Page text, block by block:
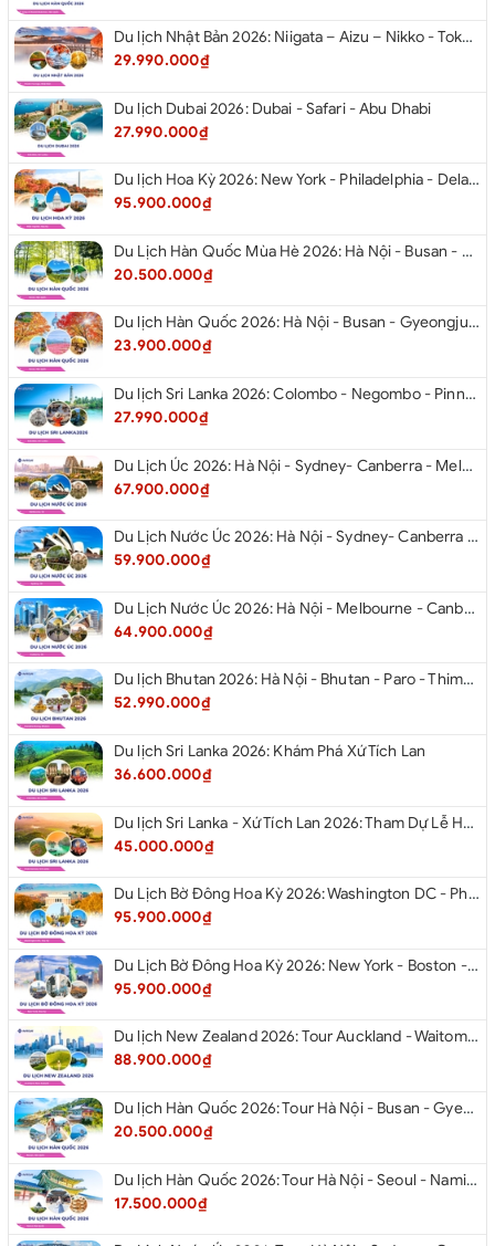
Du lịch Nhật Bản 2026: Niigata – Aizu – Nikko - Tokyo – Niigata từ Hà Nội
29.990.000₫
Du lịch Dubai 2026: Dubai - Safari - Abu Dhabi
27.990.000₫
Du lịch Hoa Kỳ 2026: New York - Philadelphia - Delaware - Washington D.C. - Las Vegas - Red Rock Canyon - Quận Cam - Santa Monica - Hollywood - San Diego - Los Angeles.
95.900.000₫
Du Lịch Hàn Quốc Mùa Hè 2026: Hà Nội - Busan - Gyeongju - Seoul - Đảo Nami - Tàu Điện Ven Biển Haeundae - Cầu Kính Oryukdo - Làng Văn Hóa Huinnyeoul
20.500.000₫
Du lịch Hàn Quốc 2026: Hà Nội - Busan - Gyeongju - Seoul - Đảo Nami - Tàu Điện Ven Biển Haeundae - Cỏ Hồng Muhly - Làng Văn Hóa Huinnyeoul
23.900.000₫
Du lịch Sri Lanka 2026: Colombo - Negombo - Pinnawala - Kandy - Kalutara - Nuwara - Eliya
27.990.000₫
Du Lịch Úc 2026: Hà Nội - Sydney- Canberra - Melbourne - Hà Nội
67.900.000₫
Du Lịch Nước Úc 2026: Hà Nội - Sydney- Canberra - Melbourne - Hà Nội
59.900.000₫
Du Lịch Nước Úc 2026: Hà Nội - Melbourne - Canberra - Sydney - Hà Nội
64.900.000₫
Du lịch Bhutan 2026: Hà Nội - Bhutan - Paro - Thimphu - Punakha
52.990.000₫
Du lịch Sri Lanka 2026: Khám Phá Xứ Tích Lan
36.600.000₫
Du lịch Sri Lanka - Xứ Tích Lan 2026: Tham Dự Lễ Hội Rước Xá Lợi Răng Phật
45.000.000₫
Du Lịch Bờ Đông Hoa Kỳ 2026: Washington DC - Philadelphia - New York - Boston - New Hampshire White Mountains - Albany - Niagara Falls - Buffalo - Corning - New York
95.900.000₫
Du Lịch Bờ Đông Hoa Kỳ 2026: New York - Boston - New Hampshire - Artist’s Bluff - Echo Lake Kancamagus Highway - White Mountains - Albany - Buffalo Niagara Falls - Corning - Washington DC
95.900.000₫
Du lịch New Zealand 2026: Tour Auckland - Waitomo - Taupo - Rotorua - Matamata - Hamilton
88.900.000₫
Du lịch Hàn Quốc 2026: Tour Hà Nội - Busan - Gyeongju - Seoul - Đảo Nami - Tàu Điện Ven Biển Haeundae - Cầu Kính Oryukdo - Làng Văn Hóa Huinnyeoul
20.500.000₫
Du lịch Hàn Quốc 2026: Tour Hà Nội - Seoul - Nami - Everland - Painter Show - Thư Viện Sách
17.500.000₫